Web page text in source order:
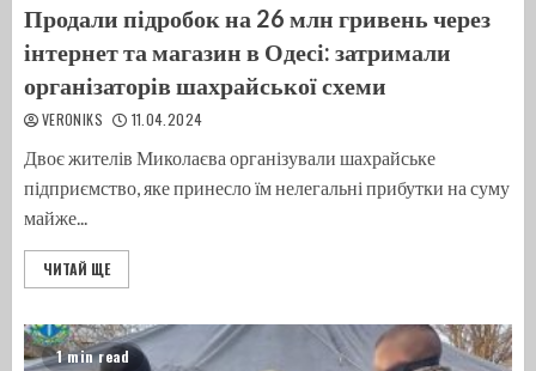
Продали підробок на 26 млн гривень через
інтернет та магазин в Одесі: затримали
організаторів шахрайської схеми
VERONIKS 11.04.2024
Двоє жителів Миколаєва організували шахрайське
підприємство, яке принесло їм нелегальні прибутки на суму
майже...
ЧИТАЙ ЩЕ
1 min read